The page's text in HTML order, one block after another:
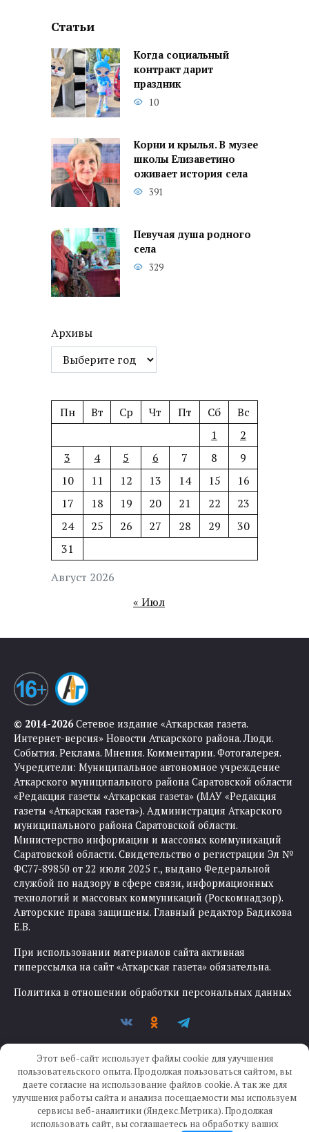
Статьи
Когда социальный
контракт дарит
праздник
10
Корни и крылья. В музее
школы Елизаветино
оживает история села
391
Певучая душа родного
села
329
Архивы
Август 2026
Пн Вт Ср Чт Пт Сб
Вс
1
2
3
4 5 6 7 8
9
10
11 12 13 14 15
16
17
18 19 20 21 22
23
24
25 26 27 28 29
30
31
« Июл
© 2014-2026Сетевое издание «Аткарская газета.
Интернет-версия» Новости Аткарского района. Люди.
События. Реклама. Мнения. Комментарии. Фотогалерея.
Учредители: Муниципальное автономное учреждение
Аткарского муниципального района Саратовской области
«Редакция газеты «Аткарская газета» (МАУ «Редакция
газеты «Аткарская газета»). Администрация Аткарского
муниципального района Саратовской области.
Министерство информации и массовых коммуникаций
Саратовской области. Свидетельство о регистрации Эл №
ФС77-89850 от 22 июля 2025 г., выдано Федеральной
службой по надзору в сфере связи, информационных
технологий и массовых коммуникаций (Роскомнадзор).
Авторские права защищены. Главный редактор Бадикова
Е.В.
При использовании материалов сайта активная
гиперссылка на сайт «Аткарская газета» обязательна.
Политика в отношении обработки персональных данных
Создание сайта —IKWEB
Этот веб-сайт использует файлы cookie для улучшения
пользовательского опыта. Продолжая пользоваться сайтом, вы
даете согласие на использование файлов cookie. А так же для
улучшения работы сайта и анализа посещаемости мы используем
сервисы веб-аналитики (Яндекс.Метрика). Продолжая
использовать сайт, вы соглашаетесь на обработку ваших